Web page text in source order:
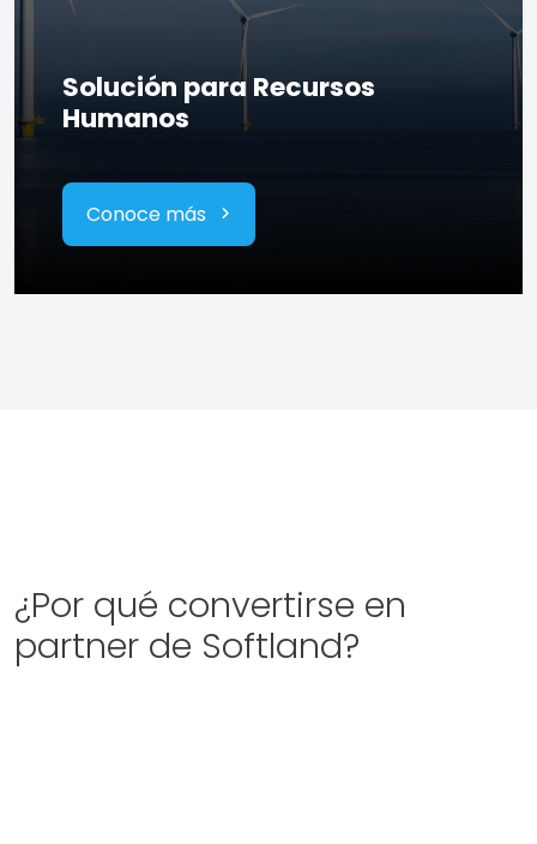
Solución para Recursos
Humanos
Conoce más
¿Por qué convertirse en
partner de Softland?